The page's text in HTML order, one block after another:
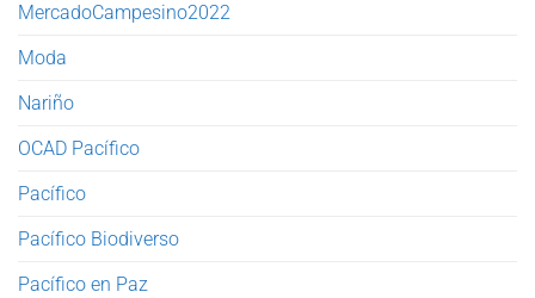
MercadoCampesino2022
Moda
Nariño
OCAD Pacífico
Pacífico
Pacífico Biodiverso
Pacífico en Paz